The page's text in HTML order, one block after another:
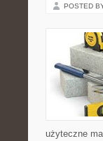
POSTED
użyteczne